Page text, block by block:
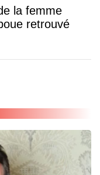
la femme
retrouvé